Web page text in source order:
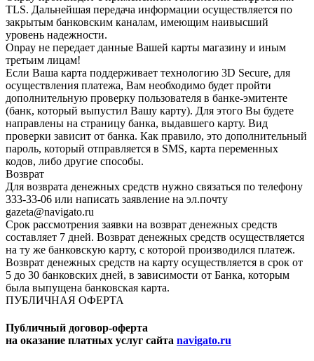
TLS. Дальнейшая передача информации осуществляется по
закрытым банковским каналам, имеющим наивысший
уровень надежности.
Onpay не передает данные Вашей карты магазину и иным
третьим лицам!
Если Ваша карта поддерживает технологию 3D Secure, для
осуществления платежа, Вам необходимо будет пройти
дополнительную проверку пользователя в банке-эмитенте
(банк, который выпустил Вашу карту). Для этого Вы будете
направлены на страницу банка, выдавшего карту. Вид
проверки зависит от банка. Как правило, это дополнительный
пароль, который отправляется в SMS, карта переменных
кодов, либо другие способы.
Возврат
Для возврата денежных средств нужно связаться по телефону
333-33-06 или написать заявление на эл.почту
gazeta@navigato.ru
Срок рассмотрения заявки на возврат денежных средств
составляет 7 дней. Возврат денежных средств осуществляется
на ту же банковскую карту, с которой производился платеж.
Возврат денежных средств на карту осуществляется в срок от
5 до 30 банковских дней, в зависимости от Банка, которым
была выпущена банковская карта.
ПУБЛИЧНАЯ ОФЕРТА
Публичный договор-оферта
на оказание платных услуг сайта navigato.ru